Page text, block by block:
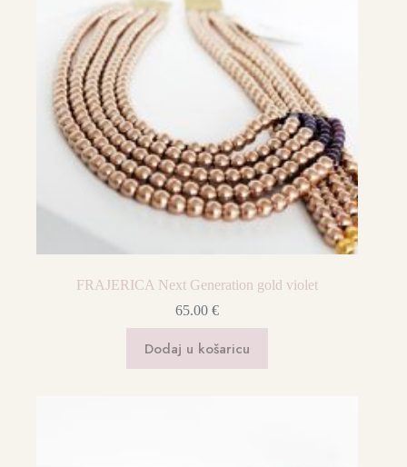
FRAJERICA Next Generation gold violet
65.00€
Dodaj u košaricu